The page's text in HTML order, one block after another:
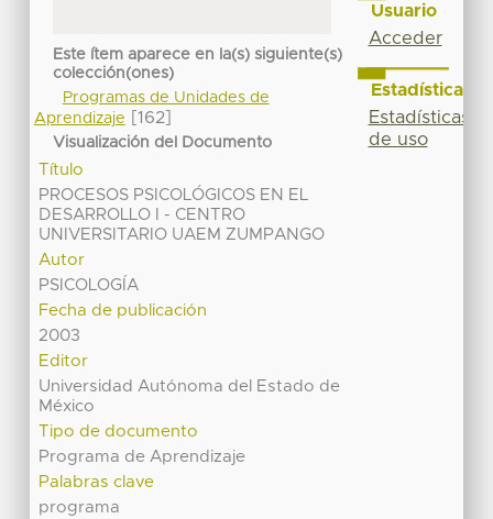
Este ítem aparece en la(s) siguiente(s)
colección(ones)
Programas de Unidades de
Aprendizaje
[162]
Visualización del Documento
Título
PROCESOS PSICOLÓGICOS EN EL
DESARROLLO I - CENTRO
UNIVERSITARIO UAEM ZUMPANGO
Autor
PSICOLOGÍA
Fecha de publicación
2003
Editor
Universidad Autónoma del Estado de
México
Tipo de documento
Programa de Aprendizaje
Palabras clave
programa
Usuario
Acceder
Estadísticas
Estadísticas
de uso